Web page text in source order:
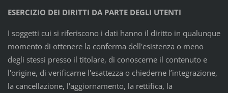
ESERCIZIO DEI DIRITTI DA PARTE DEGLI UTENTI
I soggetti cui si riferiscono i dati hanno il diritto in qualunque
momento di ottenere la conferma dell'esistenza o meno
degli stessi presso il titolare, di conoscerne il contenuto e
l'origine, di verificarne l'esattezza o chiederne l’integrazione,
la cancellazione, l'aggiornamento, la rettifica, la